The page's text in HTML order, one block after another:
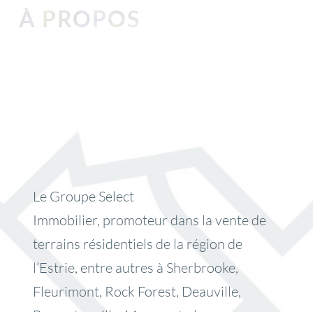
À PROPOS
Le Groupe Select
Immobilier, promoteur dans la vente de
terrains résidentiels de la région de
l’Estrie, entre autres à Sherbrooke,
Fleurimont, Rock Forest, Deauville,